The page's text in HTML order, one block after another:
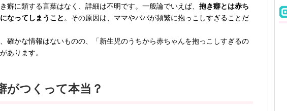
癖に類する言葉はなく、詳細は不明です。一般論でいえば、 抱き癖とは赤ち
なってしまうこと 。その原因は、ママやパパが頻繁に抱っこしすぎることだ
確かな情報はないものの、「新生児のうちから赤ちゃんを抱っこしすぎるの
あります。
がつくって本当？